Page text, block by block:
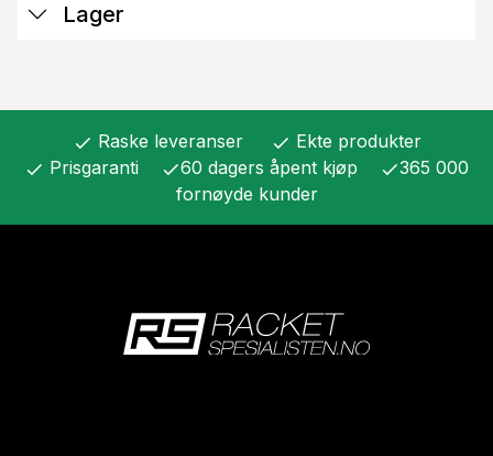
Lager
check Raske leveranser check Ekte produkter
check Prisgaranti check60 dagers åpent kjøp check365 000
fornøyde kunder